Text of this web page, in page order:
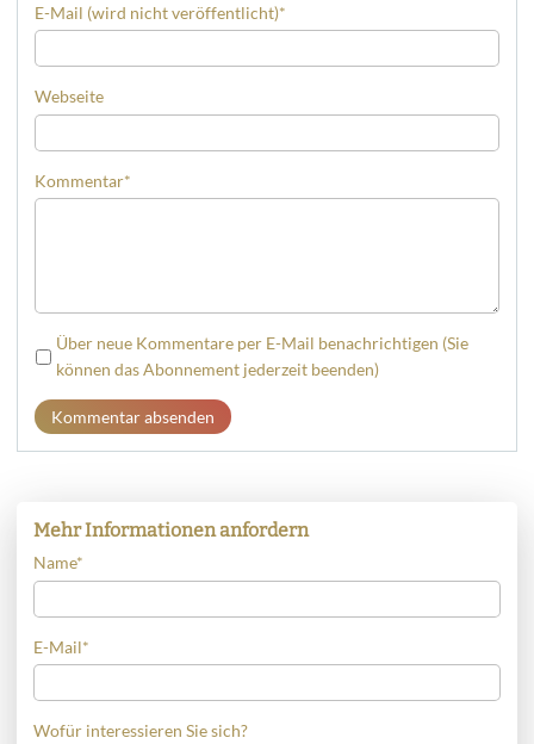
E-Mail (wird nicht veröffentlicht)*
Webseite
Kommentar*
Über neue Kommentare per E-Mail benachrichtigen (Sie
können das Abonnement jederzeit beenden)
Kommentar absenden
Mehr Informationen anfordern
Name*
E-Mail*
Wofür interessieren Sie sich?